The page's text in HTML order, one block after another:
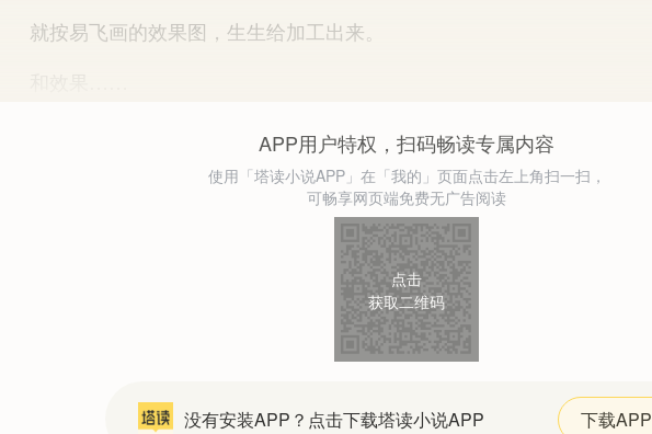
就按易飞画的效果图，生生给加工出来。
APP用户特权，扫码畅读专属内容
使用「塔读小说APP」在「我的」页面点击左上角扫一扫，
可畅享网页端免费无广告阅读
点击
获取二维码
没有安装APP？点击下载塔读小说APP 下载APP